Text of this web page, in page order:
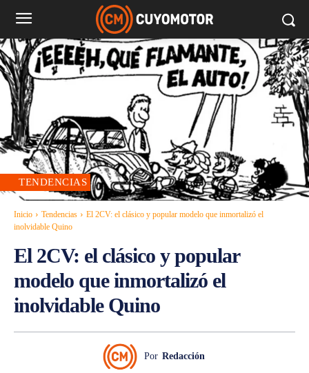
TENDENCIAS
Inicio Tendencias
El 2CV: el clásico y popular modelo que inmortalizó el
inolvidable Quino
El 2CV: el clásico y popular
modelo que inmortalizó el
inolvidable Quino
Por Redacción